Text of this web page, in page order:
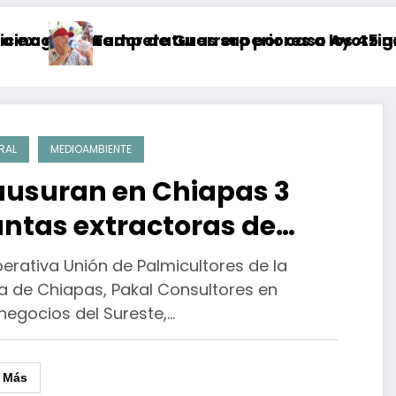
de Guerrero por caso Ayotzinapa
Temperaturas superiores a los 45 grados
MEDIOAMBIENTE
en Chiapas 3
extractoras de
de palma y un pedio
mineral ilegal
Unión de Palmicultores de la
de Chiapas, Pakal Consultores en
del Sureste,…
Más